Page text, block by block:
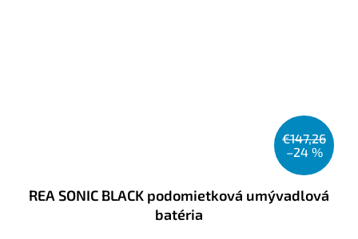
€147,26
–24 %
REA SONIC BLACK podomietková umývadlová
batéria